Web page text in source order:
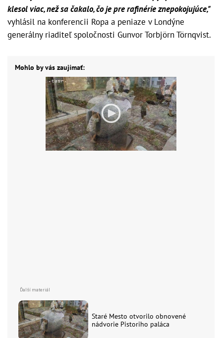
klesol viac, než sa čakalo, čo je pre rafinérie znepokojujúce,"
vyhlásil na konferencii Ropa a peniaze v Londýne
generálny riaditeľ spoločnosti Gunvor Torbjörn Törnqvist.
Mohlo by vás zaujímať:
Staré Mesto otvorilo obnovené
nádvorie Pistoriho paláca